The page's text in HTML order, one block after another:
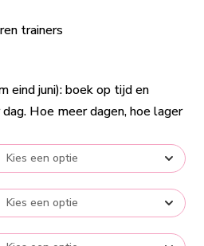
trainers
eind juni): boek op tijd en
Hoe meer dagen, hoe lager